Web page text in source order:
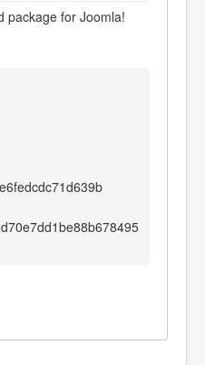
package for Joomla!